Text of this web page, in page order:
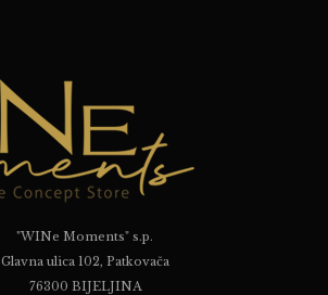
"WINe Moments" s.p.
Glavna ulica 102, Patkovača
76300 BIJELJINA